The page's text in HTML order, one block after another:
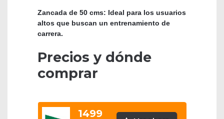
Zancada de 50 cms: Ideal para los usuarios
altos que buscan un entrenamiento de
carrera.
Precios y dónde
comprar
1499